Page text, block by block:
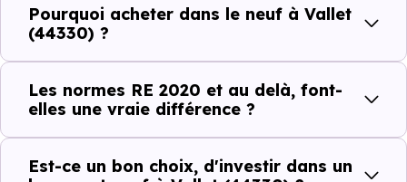
et phoniques
Confort en toute
Économies
Pourquoi acheter dans le neuf à Vallet
(44330) ?
Les normes RE 2020 et au delà, font-
elles une vraie différence ?
Est-ce un bon choix, d'investir dans un